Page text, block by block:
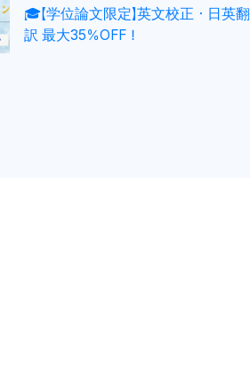
🎓【学位論文限定】英文校正・日英翻
訳 最大35％OFF！